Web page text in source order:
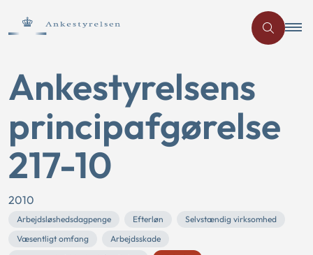
Ankestyrelsens
principafgørelse
217-10
2010
Arbejdsløshedsdagpenge Efterløn
Selvstændig virksomhed
Væsentligt omfang
Arbejdsskade